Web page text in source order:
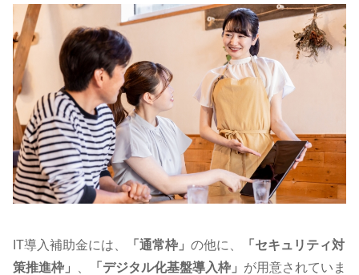
IT導入補助金には、 「通常枠」 の他に、
「セキュリティ対
策推進枠」
「デジタル化基盤導入枠」 が用意されていま